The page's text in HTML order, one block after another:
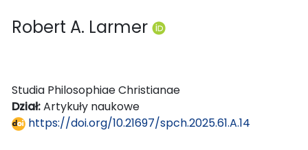
Robert A. Larmer
Studia Philosophiae Christianae
Dział:Artykuły naukowe
https://doi.org/10.21697/spch.2025.61.A.14